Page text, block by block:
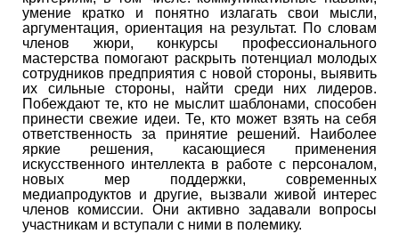
умение кратко и понятно излагать свои мысли,
аргументация, ориентация на результат. По словам
членов жюри, конкурсы профессионального
мастерства помогают раскрыть потенциал молодых
сотрудников предприятия с новой стороны, выявить
их сильные стороны, найти среди них лидеров.
Побеждают те, кто не мыслит шаблонами, способен
принести свежие идеи. Те, кто может взять на себя
ответственность за принятие решений. Наиболее
яркие решения, касающиеся применения
искусственного интеллекта в работе с персоналом,
новых мер поддержки, современных
медиапродуктов и другие, вызвали живой интерес
членов комиссии. Они активно задавали вопросы
участникам и вступали с ними в полемику.